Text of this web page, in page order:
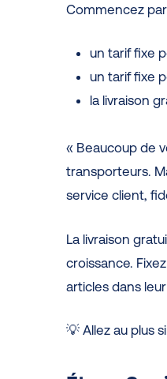
Commencez
un tarif fixe
un tarif fixe
la livraison
« Beaucoup de
transporteurs.
service client,
La livraison
croissance.
articles dans
💡 Allez au plus